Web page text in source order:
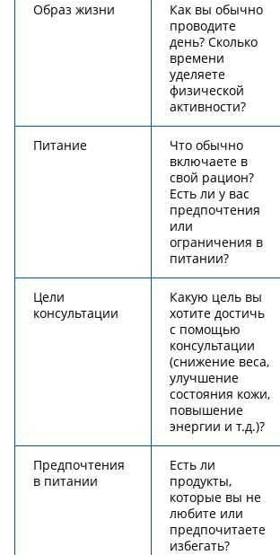
Образ жизни
Как вы обычно
проводите
день? Сколько
времени
уделяете
физической
активности?
Питание
Что обычно
включаете в
свой рацион?
Есть ли у вас
предпочтения
или
ограничения в
питании?
Цели
консультации
Какую цель вы
хотите достичь
с помощью
консультации
(снижение веса,
улучшение
состояния кожи,
повышение
энергии и т.д.)?
Предпочтения
в питании
Есть ли
продукты,
которые вы не
любите или
предпочитаете
избегать?